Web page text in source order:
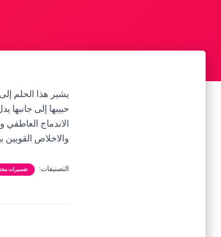
يشير هذا الحلم
حبيبها إلى
الاندماج
والاخلاص القويين
التصنيفات: تفسيرات